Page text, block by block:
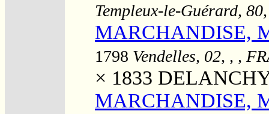
Templeux-le-Guérard,
MARCHANDISE,
1798 Vendelles, 02, , ,
× 1833
MARCHANDISE,